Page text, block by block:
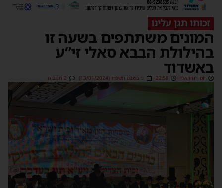
זכותו תגן עלינו
המונים משתתפים בשעה זו
בהילולת הבבא סאלי זי”ע
באשדוד
יוסי יחזקאלי 22:50 ג׳ בשבט תשפ״ד (13/01/2024) 2 תגובות